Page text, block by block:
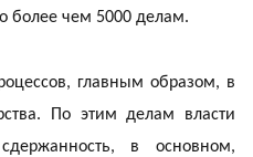
более чем 5000 делам.
главным образом, в
По этим делам власти
в основном,